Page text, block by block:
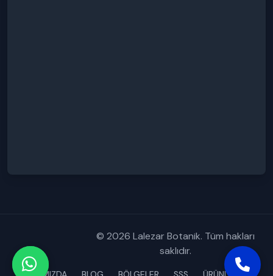
© 2026 Lalezar Botanik. Tüm hakları
saklıdır.